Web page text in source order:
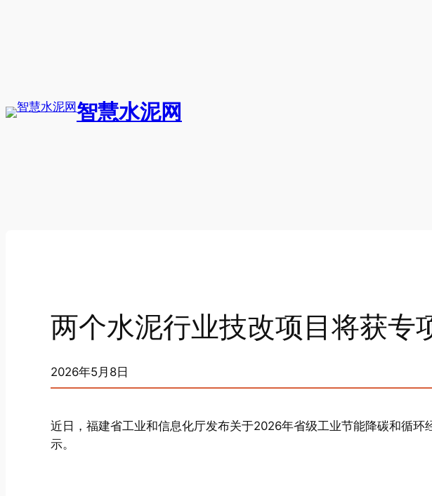
智慧水泥网
两个水泥行业技改项目将获专
2026年5月8日
近日，福建省工业和信息化厅发布关于2026年省级工业节能降碳和循环
示。